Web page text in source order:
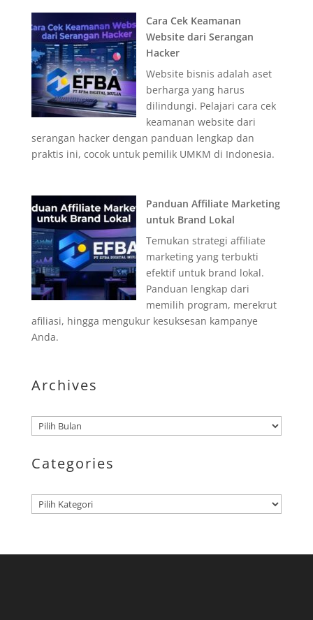
Cara Cek Keamanan
Website dari Serangan
Hacker
Website bisnis adalah aset
berharga yang harus
dilindungi. Pelajari cara cek
keamanan website dari
serangan hacker dengan panduan lengkap dan
praktis ini, cocok untuk pemilik UMKM di Indonesia.
Panduan Affiliate Marketing
untuk Brand Lokal
Temukan strategi affiliate
marketing yang terbukti
efektif untuk brand lokal.
Panduan lengkap dari
memilih program, merekrut
afiliasi, hingga mengukur kesuksesan kampanye
Anda.
Archives
Arsip
Categories
Kategori